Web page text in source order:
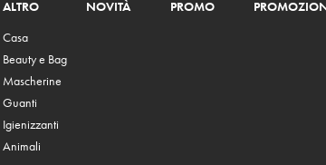
ALTRO
Casa
Beauty e Bag
Mascherine
Guanti
Igienizzanti
Animali
NOVITÀ PROMO